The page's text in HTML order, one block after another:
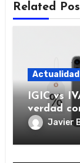
Related
Actualidad
IGIC vs
verdad
Javier